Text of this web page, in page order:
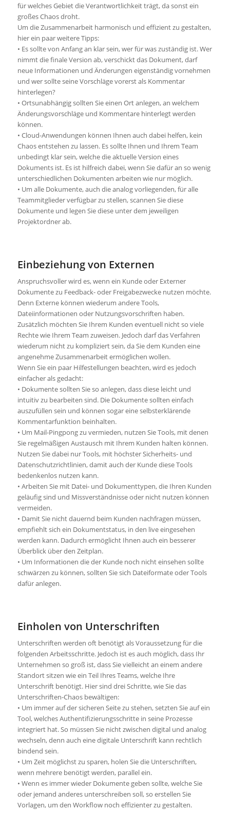
für welches Gebiet die Verantwortlichkeit trägt, da sonst ein
großes Chaos droht.
Um die Zusammenarbeit harmonisch und effizient zu gestalten,
hier ein paar weitere Tipps:
• Es sollte von Anfang an klar sein, wer für was zuständig ist. Wer
nimmt die finale Version ab, verschickt das Dokument, darf
neue Informationen und Änderungen eigenständig vornehmen
und wer sollte seine Vorschläge vorerst als Kommentar
hinterlegen?
• Ortsunabhängig sollten Sie einen Ort anlegen, an welchem
Änderungsvorschläge und Kommentare hinterlegt werden
können.
• Cloud-Anwendungen können Ihnen auch dabei helfen, kein
Chaos entstehen zu lassen. Es sollte Ihnen und Ihrem Team
unbedingt klar sein, welche die aktuelle Version eines
Dokuments ist. Es ist hilfreich dabei, wenn Sie dafür an so wenig
unterschiedlichen Dokumenten arbeiten wie nur möglich.
• Um alle Dokumente, auch die analog vorliegenden, für alle
Teammitglieder verfügbar zu stellen, scannen Sie diese
Dokumente und legen Sie diese unter dem jeweiligen
Projektordner ab.
Einbeziehung von Externen
Anspruchsvoller wird es, wenn ein Kunde oder Externer
Dokumente zu Feedback- oder Freigabezwecke nutzen möchte.
Denn Externe können wiederum andere Tools,
Dateiinformationen oder Nutzungsvorschriften haben.
Zusätzlich möchten Sie Ihrem Kunden eventuell nicht so viele
Rechte wie Ihrem Team zuweisen. Jedoch darf das Verfahren
wiederum nicht zu kompliziert sein, da Sie dem Kunden eine
angenehme Zusammenarbeit ermöglichen wollen.
Wenn Sie ein paar Hilfestellungen beachten, wird es jedoch
einfacher als gedacht:
• Dokumente sollten Sie so anlegen, dass diese leicht und
intuitiv zu bearbeiten sind. Die Dokumente sollten einfach
auszufüllen sein und können sogar eine selbsterklärende
Kommentarfunktion beinhalten.
• Um Mail-Pingpong zu vermieden, nutzen Sie Tools, mit denen
Sie regelmäßigen Austausch mit Ihrem Kunden halten können.
Nutzen Sie dabei nur Tools, mit höchster Sicherheits- und
Datenschutzrichtlinien, damit auch der Kunde diese Tools
bedenkenlos nutzen kann.
• Arbeiten Sie mit Datei- und Dokumenttypen, die Ihren Kunden
geläufig sind und Missverständnisse oder nicht nutzen können
vermeiden.
• Damit Sie nicht dauernd beim Kunden nachfragen müssen,
empfiehlt sich ein Dokumentstatus, in den live eingesehen
werden kann. Dadurch ermöglicht Ihnen auch ein besserer
Überblick über den Zeitplan.
• Um Informationen die der Kunde noch nicht einsehen sollte
schwärzen zu können, sollten Sie sich Dateiformate oder Tools
dafür anlegen.
Einholen von Unterschriften
Unterschriften werden oft benötigt als Voraussetzung für die
folgenden Arbeitsschritte. Jedoch ist es auch möglich, dass Ihr
Unternehmen so groß ist, dass Sie vielleicht an einem andere
Standort sitzen wie ein Teil Ihres Teams, welche Ihre
Unterschrift benötigt. Hier sind drei Schritte, wie Sie das
Unterschriften-Chaos bewältigen:
• Um immer auf der sicheren Seite zu stehen, setzten Sie auf ein
Tool, welches Authentifizierungsschritte in seine Prozesse
integriert hat. So müssen Sie nicht zwischen digital und analog
wechseln, denn auch eine digitale Unterschrift kann rechtlich
bindend sein.
• Um Zeit möglichst zu sparen, holen Sie die Unterschriften,
wenn mehrere benötigt werden, parallel ein.
• Wenn es immer wieder Dokumente geben sollte, welche Sie
oder jemand anderes unterschreiben soll, so erstellen Sie
Vorlagen, um den Workflow noch effizienter zu gestalten.